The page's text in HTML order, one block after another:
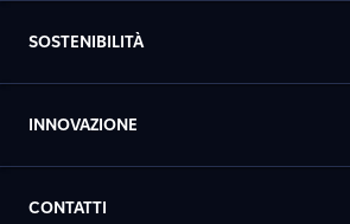
SOSTENIBILITÀ
INNOVAZIONE
CONTATTI